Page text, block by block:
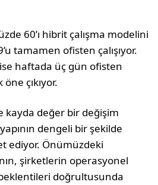
60’ı hibrit çalışma modelini
tamamen ofisten çalışıyor.
haftada üç gün ofisten
çıkıyor.
kayda değer bir değişim
dengeli bir şekilde
ediyor. Önümüzdeki
şirketlerin operasyonel
doğrultusunda